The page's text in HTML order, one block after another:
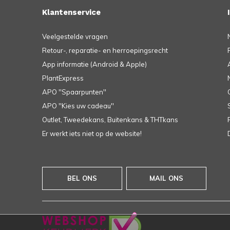
Klantenservice
Veelgestelde vragen
Retour-, reparatie- en herroepingsrecht
App informatie (Android & Apple)
PlantExpress
APO ''Spaarpunten''
APO ''Kies uw cadeau''
Outlet, Tweedekans, Buitenkans & THTkans
Er werkt iets niet op de website!
BEL ONS MAIL ONS